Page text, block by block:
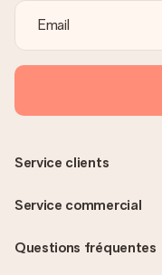
Questions fréquentes
Service clients
Service commercial